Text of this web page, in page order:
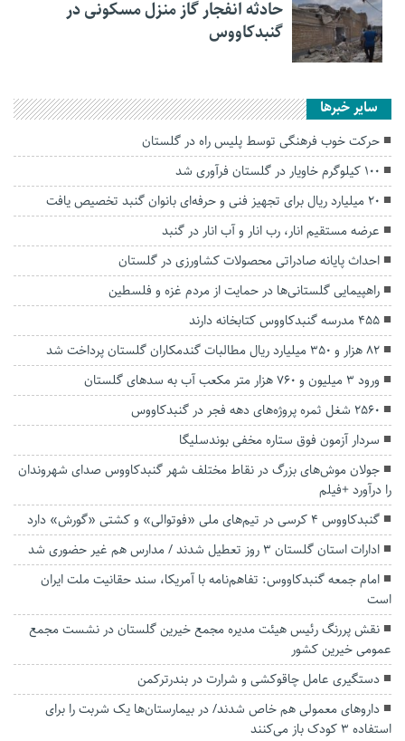
حادثه انفجار گاز منزل مسکونی در
گنبدکاووس
سایر خبرها
حرکت خوب فرهنگی توسط پلیس راه در گلستان
۱۰۰ کیلوگرم خاویار در گلستان فرآوری شد
۲۰ میلیارد ریال برای تجهیز فنی و حرفه‌ای بانوان گنبد تخصیص یافت
عرضه مستقیم انار، رب انار و آب انار در گنبد
احداث پایانه صادراتی محصولات کشاورزی در گلستان
راهپیمایی گلستانی‌ها در حمایت از مردم غزه و فلسطین
۴۵۵ مدرسه گنبدکاووس کتابخانه دارند
۸۲ هزار و ۳۵۰ میلیارد ریال مطالبات گندمکاران گلستان پرداخت شد
ورود ۳ میلیون و ۷۶۰ هزار متر مکعب آب به سد‌های گلستان
۲۵۶۰ شغل ثمره پروژه‌های دهه فجر در گنبدکاووس
سردار آزمون فوق ستاره مخفی بوندسلیگا
جولان موش‌های بزرگ در نقاط مختلف شهر گنبدکاووس صدای شهروندان
را درآورد +فیلم
گنبدکاووس ۴ کرسی در تیم‌های ملی «فوتوالی» و کشتی «گورش» دارد
ادارات استان گلستان 3 روز تعطیل شدند / مدارس هم غیر حضوری شد
امام جمعه گنبدکاووس: تفاهم‌نامه با آمریکا، سند حقانیت ملت ایران
است
نقش پررنگ رئیس هیئت مدیره مجمع خیرین گلستان در نشست مجمع
عمومی خیرین کشور
دستگیری عامل چاقوکشی و شرارت در بندرترکمن
داروهای معمولی هم خاص شدند/ در بیمارستان‌ها یک شربت را برای
استفاده 3 کودک باز می‌کنند